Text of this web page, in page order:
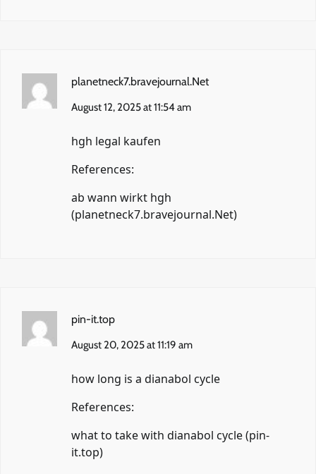
planetneck7.bravejournal.Net
August 12, 2025 at 11:54 am
hgh legal kaufen
References:
ab wann wirkt hgh
(planetneck7.bravejournal.Net)
pin-it.top
August 20, 2025 at 11:19 am
how long is a dianabol cycle
References:
what to take with dianabol cycle (pin-
it.top)